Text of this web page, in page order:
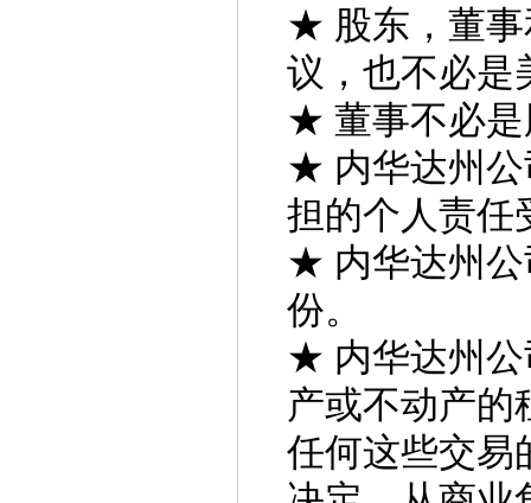
★ 股东，董事
议，也不必是
★ 董事不必是
★ 内华达州公
担的个人责任
★ 内华达州公
份。
★ 内华达州公
产或不动产的
任何这些交易